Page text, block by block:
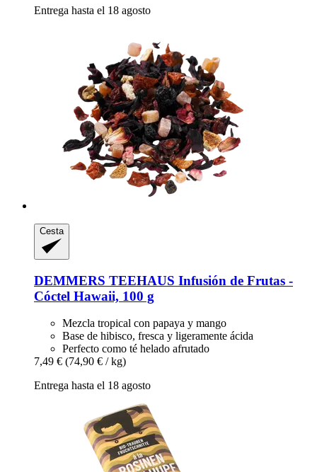
Entrega hasta el 18 agosto
Cesta
DEMMERS TEEHAUS Infusión de Frutas -​
Cóctel Hawaii, 100 g
Mezcla tropical con papaya y mango
Base de hibisco, fresca y ligeramente ácida
Perfecto como té helado afrutado
7,49 € (74,90 € / kg)
Entrega hasta el 18 agosto